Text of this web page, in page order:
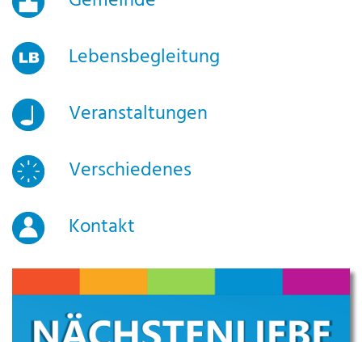
Lebensbegleitung
Veranstaltungen
Verschiedenes
Kontakt